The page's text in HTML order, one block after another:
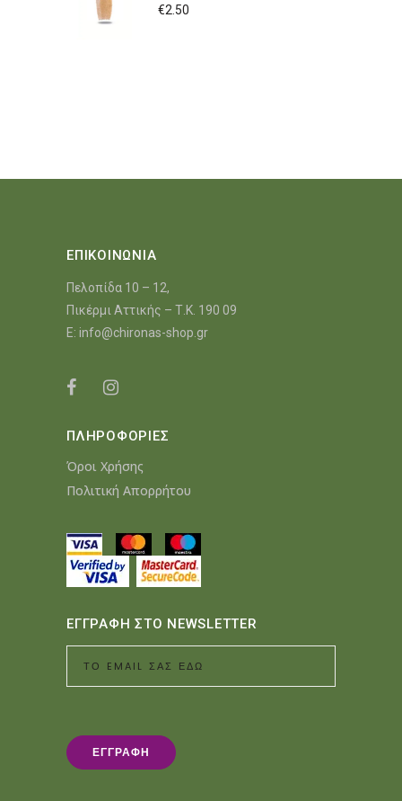
€2.50
ΕΠΙΚΟΙΝΩΝΙΑ
Πελοπίδα 10 – 12,
Πικέρμι Αττικής – Τ.Κ. 190 09
E: info@chironas-shop.gr
ΠΛΗΡΟΦΟΡΙΕΣ
Όροι Χρήσης
Πολιτική Απορρήτου
ΕΓΓΡΑΦΗ ΣΤΟ NEWSLETTER